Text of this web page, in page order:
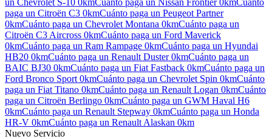
paga un Citroën C3 0kmCuánto paga un Peugeot Partner
0kmCuánto paga un Chevrolet Montana 0kmCuánto paga un
Citroën C3 Aircross 0kmCuánto paga un Ford Maverick
0kmCuánto paga un Ram Rampage 0kmCuánto paga un Hyundai
HB20 0kmCuánto paga un Renault Duster0kmCuánto paga un
BAIC BJ30 0kmCuánto paga un Fiat Fastback 0kmCuánto paga un
Ford Bronco Sport 0kmCuánto paga un Chevrolet Spin 0kmCuánto
paga un Fiat Titano 0kmCuánto paga un Renault Logan 0kmCuánto
paga un Citroën Berlingo 0kmCuánto paga un GWM Haval H6
0kmCuánto paga un Renault Stepway 0kmCuánto paga un Honda
HR-V 0kmCuánto paga un Renault Alaskan 0km
Nuevo Servicio